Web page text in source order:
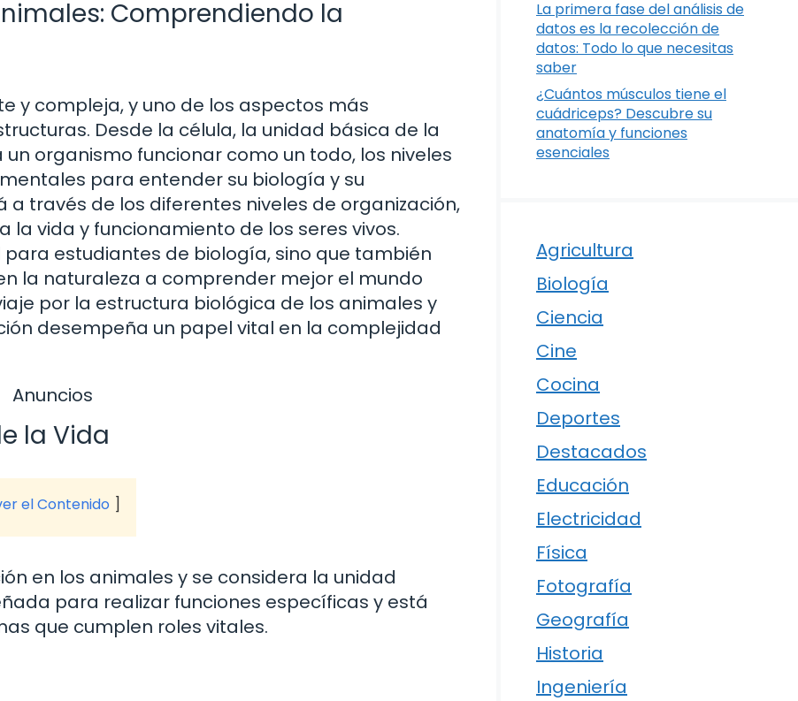
Comprendiendo la
y compleja, y uno de los aspectos más
Desde la célula, la unidad básica de la
organismo funcionar como un todo, los niveles
para entender su biología y su
través de los diferentes niveles de organización,
vida y funcionamiento de los seres vivos.
estudiantes de biología, sino que también
la naturaleza a comprender mejor el mundo
por la estructura biológica de los animales y
desempeña un papel vital en la complejidad
Anuncios
la Vida
el Contenido
en los animales y se considera la unidad
para realizar funciones específicas y está
que cumplen roles vitales.
La primera fase del análisis de
datos es la recolección de
datos: Todo lo que necesitas
saber
¿Cuántos músculos tiene el
cuádriceps? Descubre su
anatomía y funciones
esenciales
Agricultura
Biología
Ciencia
Cine
Cocina
Deportes
Destacados
Educación
Electricidad
Física
Fotografía
Geografía
Historia
Ingeniería